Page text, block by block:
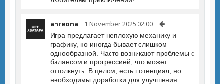
anreona 1 November 2025 02:00
Игра предлагает неплохую механику и
графику, но иногда бывает слишком
однообразной. Часто возникают проблемы с
балансом и прогрессией, что может
оттолкнуть. В целом, есть потенциал, но
необходимы доработки для улучшения